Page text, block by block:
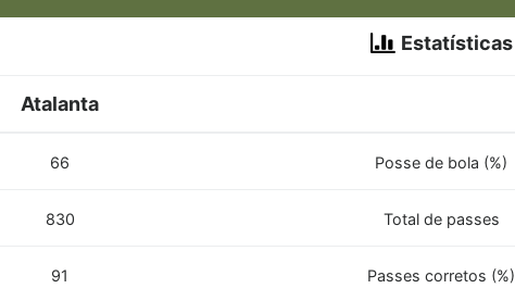
Estatísticas
Atalanta
66 Posse de bola (%)
830 Total de passes
91 Passes corretos (%)